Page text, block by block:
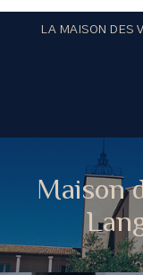
LA MAISON DES
Maison